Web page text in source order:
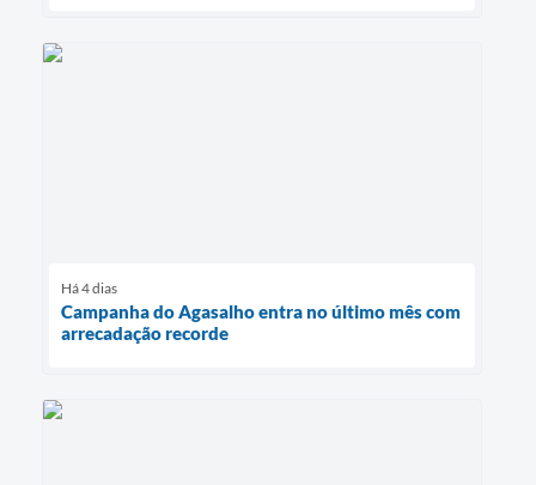
Há 4 dias
Campanha do Agasalho entra no último mês com
arrecadação recorde